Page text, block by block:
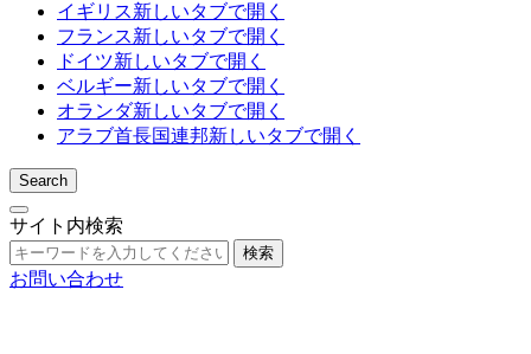
イギリス新しいタブで開く
フランス新しいタブで開く
ドイツ新しいタブで開く
ベルギー新しいタブで開く
オランダ新しいタブで開く
アラブ首長国連邦新しいタブで開く
Search
サイト内検索
検索
お問い合わせ